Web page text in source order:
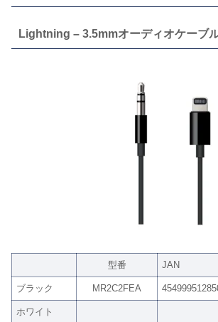
Lightning – 3.5mmオーディオケーブル
型番 JAN
ブラック MR2C2FEA
ホワイト